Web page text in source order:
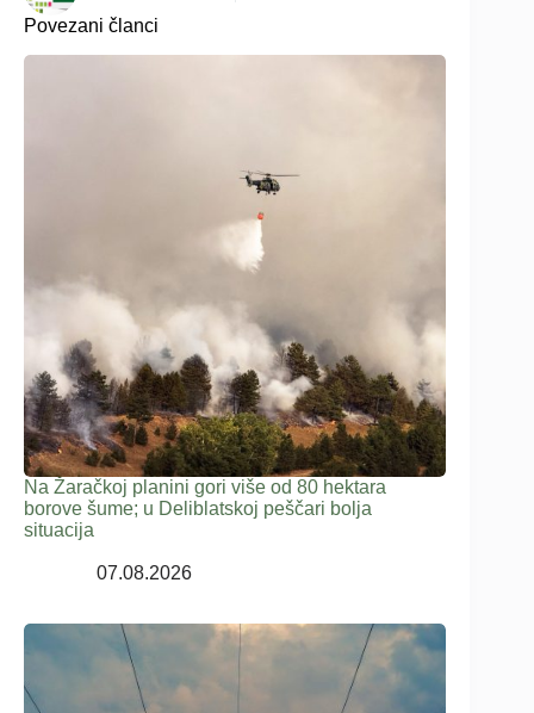
Povezani članci
Na Žaračkoj planini gori više od 80 hektara
borove šume; u Deliblatskoj peščari bolja
situacija
07.08.2026